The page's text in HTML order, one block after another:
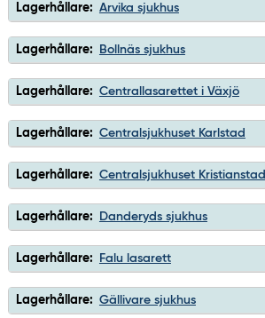
Lagerhållare: Arvika sjukhus
Lagerhållare: Bollnäs sjukhus
Lagerhållare: Centrallasarettet i Växjö
Lagerhållare: Centralsjukhuset Karlstad
Lagerhållare: Centralsjukhuset Kristianstad
Lagerhållare: Danderyds sjukhus
Lagerhållare: Falu lasarett
Lagerhållare: Gällivare sjukhus